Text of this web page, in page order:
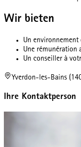
Wir bieten
Un
Une rémunération
Un conseiller à
Yverdon-les-Bains
Ihre Kontaktperson